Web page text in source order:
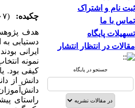
ثبت نام و اشتراک
تماس با ما
تسهیلات پایگاه
مقالات در انتظار انتشار
جستجو در پایگاه
چکیده:
(۳۳۰۷ مشاهده)
هدف
دستیابی
ایرانی
نمونه
کیفی بود.
دانش از
راستای